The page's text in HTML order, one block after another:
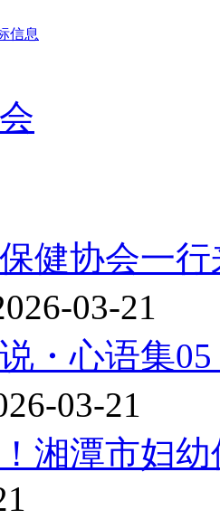
信息
健协会一
03-21
・心语集
03-21
湘潭市妇